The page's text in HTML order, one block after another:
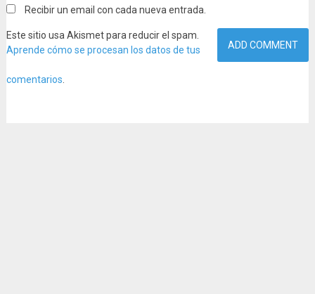
Recibir un email con cada nueva entrada.
Este sitio usa Akismet para reducir el spam.
Aprende cómo se procesan los datos de tus
comentarios